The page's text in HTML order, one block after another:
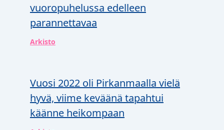
vuoropuhelussa edelleen
parannettavaa
Arkisto
Vuosi 2022 oli Pirkanmaalla vielä
hyvä, viime keväänä tapahtui
käänne heikompaan